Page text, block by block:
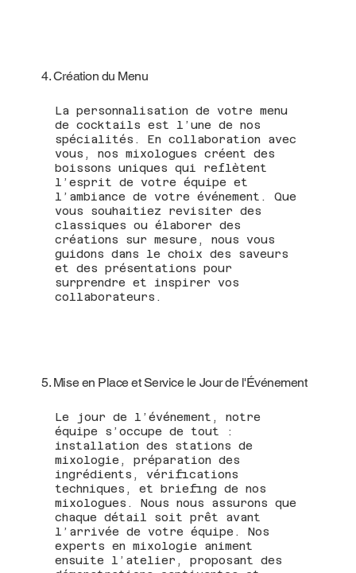
4. Création du Menu
La personnalisation de votre menu
de cocktails est l’une de nos
spécialités. En collaboration avec
vous, nos mixologues créent des
boissons uniques qui reflètent
l’esprit de votre équipe et
l’ambiance de votre événement. Que
vous souhaitiez revisiter des
classiques ou élaborer des
créations sur mesure, nous vous
guidons dans le choix des saveurs
et des présentations pour
surprendre et inspirer vos
collaborateurs.
5. Mise en Place et Service le Jour de l'Événement
Le jour de l’événement, notre
équipe s’occupe de tout :
installation des stations de
mixologie, préparation des
ingrédients, vérifications
techniques, et briefing de nos
mixologues. Nous nous assurons que
chaque détail soit prêt avant
l’arrivée de votre équipe. Nos
experts en mixologie animent
ensuite l’atelier, proposant des